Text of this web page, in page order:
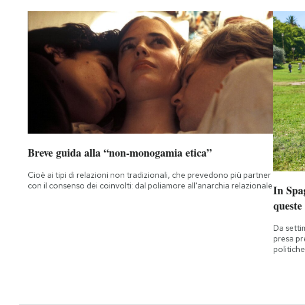
Breve guida alla “non-monogamia etica”
Cioè ai tipi di relazioni non tradizionali, che prevedono più partner
con il consenso dei coinvolti: dal poliamore all'anarchia relazionaleIn
Da
presa